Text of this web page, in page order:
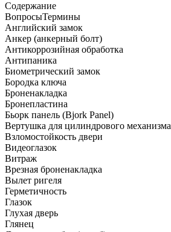
Содержание
ВопросыТермины
Английский замок
Анкер (анкерный болт)
Антикоррозийная обработка
Антипаника
Биометрический замок
Бородка ключа
Броненакладка
Бронепластина
Бьорк панель (Bjork Panel)
Вертушка для цилиндрового механизма
Взломостойкость двери
Видеоглазок
Витраж
Врезная броненакладка
Вылет ригеля
Герметичность
Глазок
Глухая дверь
Глянец